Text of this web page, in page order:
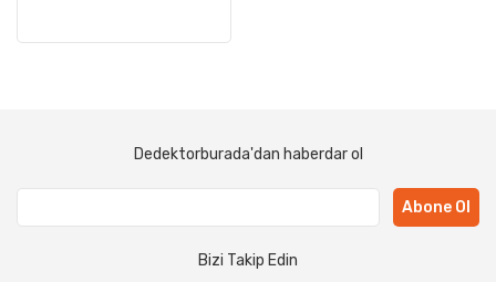
Dedektorburada'dan haberdar ol
Abone Ol
Bizi Takip Edin